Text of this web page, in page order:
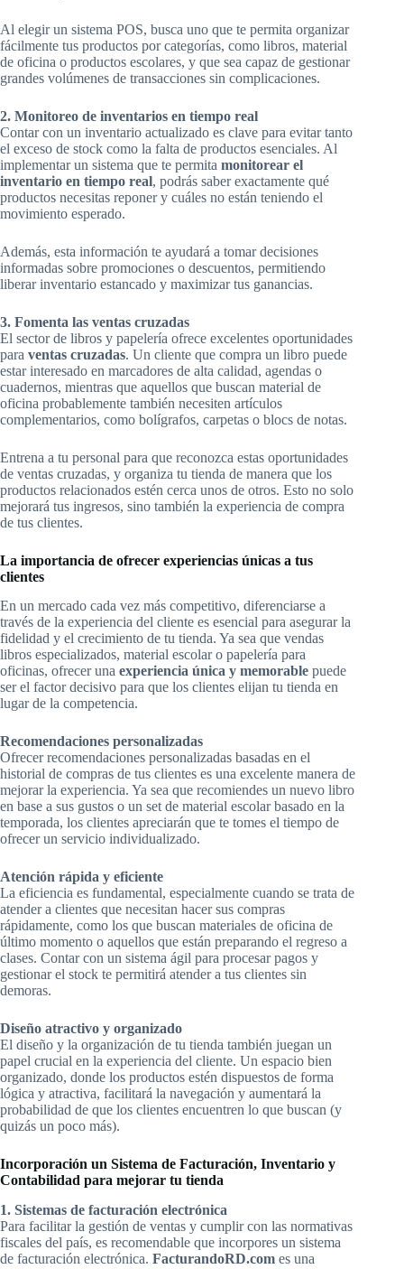
Al elegir un sistema POS, busca uno que te permita organizar
fácilmente tus productos por categorías, como libros, material
de oficina o productos escolares, y que sea capaz de gestionar
grandes volúmenes de transacciones sin complicaciones.
2. Monitoreo de inventarios en tiempo real
Contar con un inventario actualizado es clave para evitar tanto
el exceso de stock como la falta de productos esenciales. Al
implementar un sistema que te permita monitorear el
inventario en tiempo real, podrás saber exactamente qué
productos necesitas reponer y cuáles no están teniendo el
movimiento esperado.
Además, esta información te ayudará a tomar decisiones
informadas sobre promociones o descuentos, permitiendo
liberar inventario estancado y maximizar tus ganancias.
3. Fomenta las ventas cruzadas
El sector de libros y papelería ofrece excelentes oportunidades
para ventas cruzadas. Un cliente que compra un libro puede
estar interesado en marcadores de alta calidad, agendas o
cuadernos, mientras que aquellos que buscan material de
oficina probablemente también necesiten artículos
complementarios, como bolígrafos, carpetas o blocs de notas.
Entrena a tu personal para que reconozca estas oportunidades
de ventas cruzadas, y organiza tu tienda de manera que los
productos relacionados estén cerca unos de otros. Esto no solo
mejorará tus ingresos, sino también la experiencia de compra
de tus clientes.
La importancia de ofrecer experiencias únicas a tus
clientes
En un mercado cada vez más competitivo, diferenciarse a
través de la experiencia del cliente es esencial para asegurar la
fidelidad y el crecimiento de tu tienda. Ya sea que vendas
libros especializados, material escolar o papelería para
oficinas, ofrecer una experiencia única y memorable puede
ser el factor decisivo para que los clientes elijan tu tienda en
lugar de la competencia.
Recomendaciones personalizadas
Ofrecer recomendaciones personalizadas basadas en el
historial de compras de tus clientes es una excelente manera de
mejorar la experiencia. Ya sea que recomiendes un nuevo libro
en base a sus gustos o un set de material escolar basado en la
temporada, los clientes apreciarán que te tomes el tiempo de
ofrecer un servicio individualizado.
Atención rápida y eficiente
La eficiencia es fundamental, especialmente cuando se trata de
atender a clientes que necesitan hacer sus compras
rápidamente, como los que buscan materiales de oficina de
último momento o aquellos que están preparando el regreso a
clases. Contar con un sistema ágil para procesar pagos y
gestionar el stock te permitirá atender a tus clientes sin
demoras.
Diseño atractivo y organizado
El diseño y la organización de tu tienda también juegan un
papel crucial en la experiencia del cliente. Un espacio bien
organizado, donde los productos estén dispuestos de forma
lógica y atractiva, facilitará la navegación y aumentará la
probabilidad de que los clientes encuentren lo que buscan (y
quizás un poco más).
Incorporación un Sistema de Facturación, Inventario y
Contabilidad para mejorar tu tienda
1. Sistemas de facturación electrónica
Para facilitar la gestión de ventas y cumplir con las normativas
fiscales del país, es recomendable que incorpores un sistema
de facturación electrónica. FacturandoRD.com es una